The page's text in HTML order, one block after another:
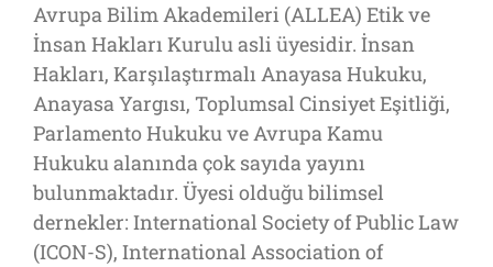
Avrupa Bilim Akademileri (ALLEA) Etik ve
İnsan Hakları Kurulu asli üyesidir. İnsan
Hakları, Karşılaştırmalı Anayasa Hukuku,
Anayasa Yargısı, Toplumsal Cinsiyet Eşitliği,
Parlamento Hukuku ve Avrupa Kamu
Hukuku alanında çok sayıda yayını
bulunmaktadır. Üyesi olduğu bilimsel
dernekler: International Society of Public Law
(ICON-S), International Association of